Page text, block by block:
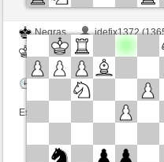
Negras
idefix1372
Blancas
Tiempo: 10 minutes/side + 0
Esta partida es por puntos